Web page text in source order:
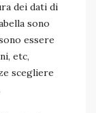
dei dati di
sono
essere
etc,
scegliere